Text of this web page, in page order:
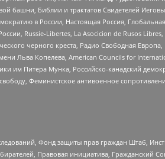
башни, Библии и трактатов Свидетелей
в России, Настоящая Россия,
Russie-Libertes, La Asocicion de Rusos
черного креста, Радио Свободная
Льва Копелева, American Councils for
им Питера Мунка, Российско-канадский
Феминистское антивоенное
Фонд защиты прав граждан Штаб,
Правовая инициатива, Гражданский